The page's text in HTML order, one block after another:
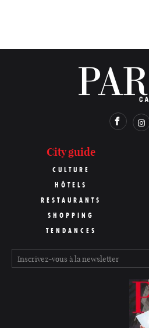
City guide
CULTURE
HÔTELS
RESTAURANTS
SHOPPING
TENDANCES